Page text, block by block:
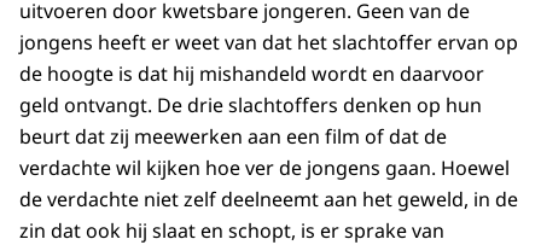
uitvoeren door kwetsbare jongeren. Geen van de
jongens heeft er weet van dat het slachtoffer ervan op
de hoogte is dat hij mishandeld wordt en daarvoor
geld ontvangt. De drie slachtoffers denken op hun
beurt dat zij meewerken aan een film of dat de
verdachte wil kijken hoe ver de jongens gaan. Hoewel
de verdachte niet zelf deelneemt aan het geweld, in de
zin dat ook hij slaat en schopt, is er sprake van